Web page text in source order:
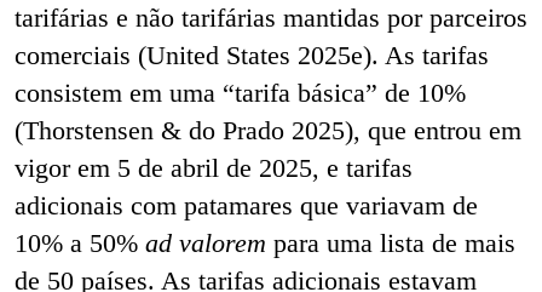
tarifárias e não tarifárias mantidas por parceiros
comerciais (United States 2025e). As tarifas
consistem em uma “tarifa básica” de 10%
(Thorstensen & do Prado 2025), que entrou em
vigor em 5 de abril de 2025, e tarifas
adicionais com patamares que variavam de
10% a 50% ad valorem para uma lista de mais
de 50 países. As tarifas adicionais estavam